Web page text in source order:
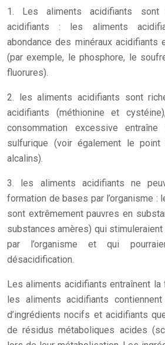
1. Les aliments acidifiants sont
acidifiants : les aliments
abondance des minéraux
(par exemple, le phosphore, le
fluorures).
2. les aliments acidifiants sont
acidifiants (méthionine et
consommation excessive entraîne
sulfurique (voir également le
alcalins).
3. les aliments acidifiants ne
formation de bases par l’organisme :
sont extrêmement pauvres en
substances amères) qui
par l’organisme et qui
désacidification.
Les aliments acidifiants entraînent
les aliments acidifiants
d’ingrédients nocifs et acidifiants
de résidus métaboliques acides